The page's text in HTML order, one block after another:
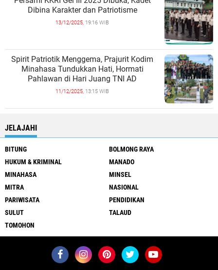
Dibina Karakter dan Patriotisme
13/12/2025, 19:16 WIB
Spirit Patriotik Menggema, Prajurit Kodim
Minahasa Tundukkan Hati, Hormati
Pahlawan di Hari Juang TNI AD
11/12/2025, 13:15 WIB
JELAJAHI
BITUNG
BOLMONG RAYA
HUKUM & KRIMINAL
MANADO
MINAHASA
MINSEL
MITRA
NASIONAL
PARIWISATA
PENDIDIKAN
SULUT
TALAUD
TOMOHON